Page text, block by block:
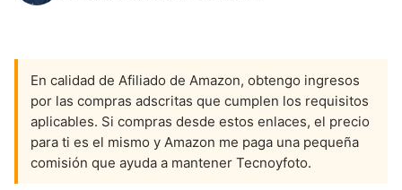
En calidad de Afiliado de Amazon, obtengo ingresos
por las compras adscritas que cumplen los requisitos
aplicables. Si compras desde estos enlaces, el precio
para ti es el mismo y Amazon me paga una pequeña
comisión que ayuda a mantener Tecnoyfoto.